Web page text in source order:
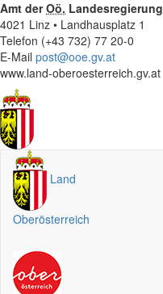
Amt derOö. Landesregierung
4021 Linz • Landhausplatz 1
Telefon (+43 732) 77 20-0
E-Mail post@ooe.gv.at
www.land-oberoesterreich.gv.at
Land
Oberösterreich